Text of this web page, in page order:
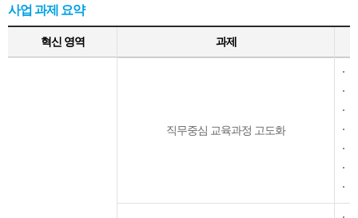
사업 과제 요약
혁신 영역 과제
직무중심 교육과정 고도화